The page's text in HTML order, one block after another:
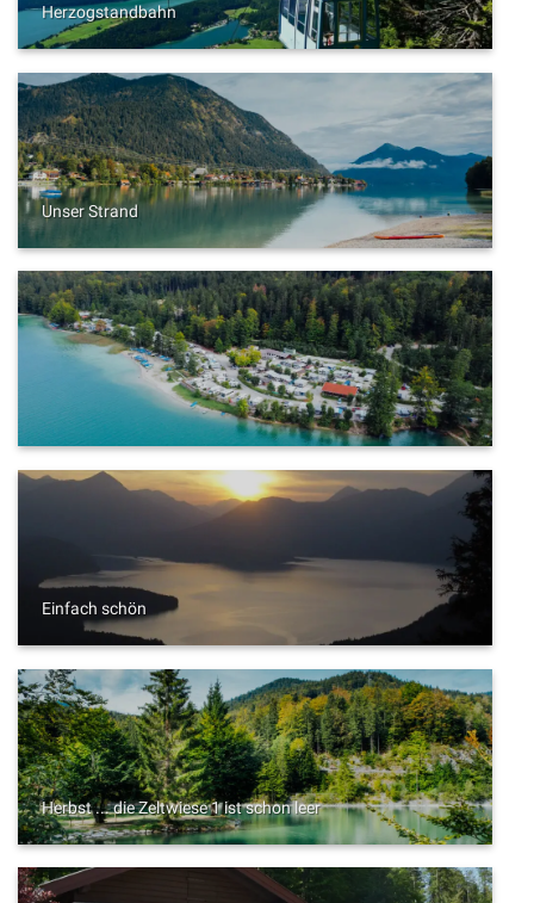
Herzogstandbahn
Unser Strand
Einfach schön
Herbst ... die Zeltwiese 1 ist schon leer